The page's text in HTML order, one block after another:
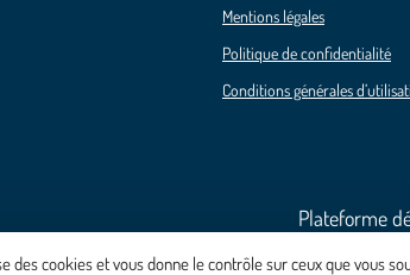
Mentions légales
Politique de confidentialité
Conditions générales
Plateforme
des cookies et vous donne le contrôle sur ceux que vous